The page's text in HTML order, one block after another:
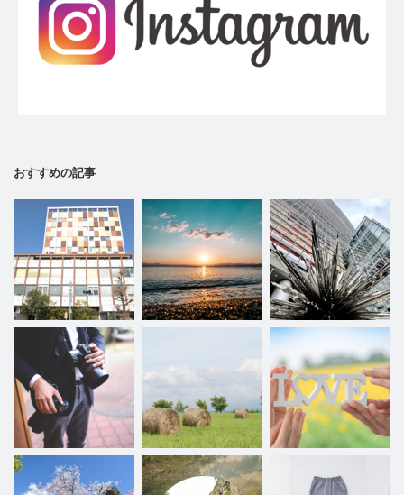
おすすめの記事